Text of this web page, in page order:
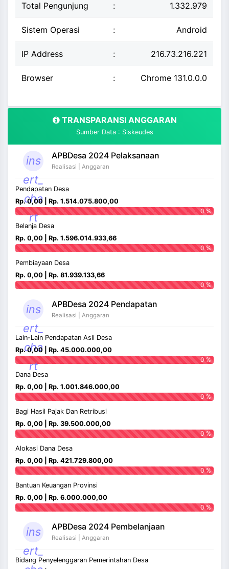
Total Pengunjung : 1.332.979
Sistem Operasi : Android
IP Address : 216.73.216.221
Browser : Chrome 131.0.0.0
TRANSPARANSI ANGGARAN
Sumber Data : Siskeudes
ins
ert_
cha
rt
APBDesa 2024 Pelaksanaan
Realisasi | Anggaran
Pendapatan Desa
Rp. 0,00 | Rp. 1.514.075.800,00
0 %
Belanja Desa
Rp. 0,00 | Rp. 1.596.014.933,66
0 %
Pembiayaan Desa
Rp. 0,00 | Rp. 81.939.133,66
0 %
ins
ert_
cha
rt
APBDesa 2024 Pendapatan
Realisasi | Anggaran
Lain-Lain Pendapatan Asli Desa
Rp. 0,00 | Rp. 45.000.000,00
0 %
Dana Desa
Rp. 0,00 | Rp. 1.001.846.000,00
0 %
Bagi Hasil Pajak Dan Retribusi
Rp. 0,00 | Rp. 39.500.000,00
0 %
Alokasi Dana Desa
Rp. 0,00 | Rp. 421.729.800,00
0 %
Bantuan Keuangan Provinsi
Rp. 0,00 | Rp. 6.000.000,00
0 %
ins
ert_
APBDesa 2024 Pembelanjaan
Realisasi | Anggaran
Bidang Penyelenggaran Pemerintahan Desa